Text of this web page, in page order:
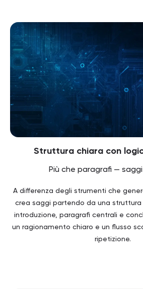
Struttura chiara con
Più che paragrafi —
A differenza degli strumenti che
crea saggi partendo da una struttura
introduzione, paragrafi centrali e
un ragionamento chiaro e un flusso
ripetizione.